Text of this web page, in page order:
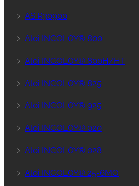
﹥ AS R30900
﹥ Aloi INCOLOY® 800
﹥ Aloi INCOLOY® 800H/HT
﹥ Aloi INCOLOY® 825
﹥ Aloi INCOLOY® 925
﹥ Aloi INCOLOY® 020
﹥ Aloi INCOLOY® 028
﹥ Aloi INCOLOY® 25-6MO